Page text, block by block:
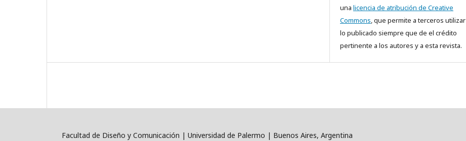
una licencia de atribución de Creative
Commons, que permite a terceros utilizar
lo publicado siempre que de el crédito
pertinente a los autores y a esta revista.
Facultad de Diseño y Comunicación | Universidad de Palermo | Buenos Aires, Argentina